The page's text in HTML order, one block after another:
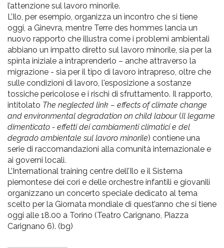
l’attenzione sul lavoro minorile.
L’Ilo, per esempio, organizza un incontro che si tiene
oggi, a Ginevra, mentre Terre des hommes lancia un
nuovo rapporto che illustra come i problemi ambientali
abbiano un impatto diretto sul lavoro minorile, sia per la
spinta iniziale a intraprenderlo – anche attraverso la
migrazione - sia per il tipo di lavoro intrapreso, oltre che
sulle condizioni di lavoro, l'esposizione a sostanze
tossiche pericolose e i rischi di sfruttamento. Il rapporto,
intitolato The neglected link – effects of climate change
and environmental degradation on child labour(Il legame
dimenticato - effetti dei cambiamenti climatici e del
degrado ambientale sul lavoro minorile) contiene una
serie di raccomandazioni alla comunità internazionale e
ai governi locali.
L’International training centre dell’Ilo e il Sistema
piemontese dei cori e delle orchestre infantili e giovanili
organizzano un concerto speciale dedicato al tema
scelto per la Giornata mondiale di quest’anno che si tiene
oggi alle 18.00 a Torino (Teatro Carignano, Piazza
Carignano 6). (bg)